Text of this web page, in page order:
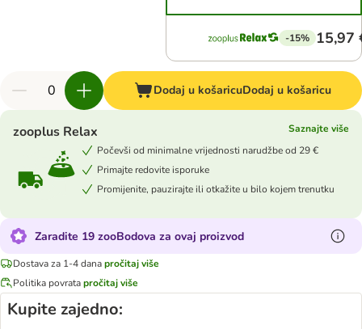
-15% 15,97
Dodaj u košaricuDodaj u košaricu
zooplus Relax
Saznajte više
Počevši od minimalne vrijednosti narudžbe od 29 €
Primajte redovite isporuke
Promijenite, pauzirajte ili otkažite u bilo kojem trenutku
Zaradite 19 zooBodova za ovaj proizvod
Dostava za 1-4 danapročitaj više
Politika povratapročitaj više
Kupite zajedno: